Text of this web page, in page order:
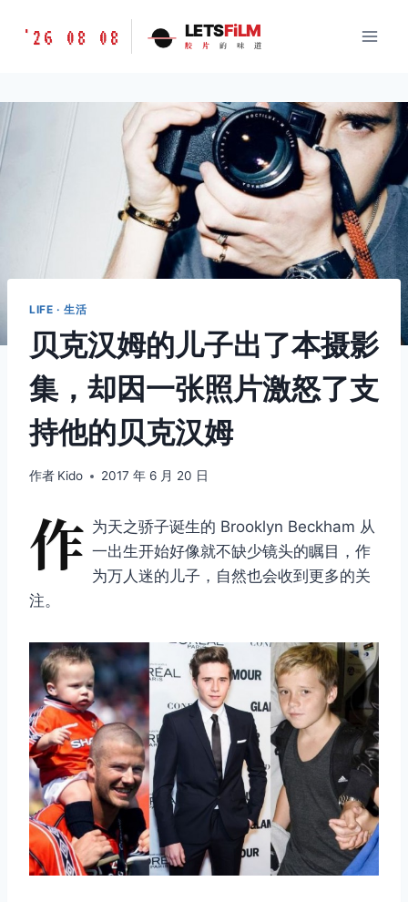
胶
味
'26 08 08 LETSFiLM
胶 片 的 味 道
LIFE · 生活
贝克汉姆的儿子出了本摄影
集，却因一张照片激怒了支
持他的贝克汉姆
作者 Kido 2017 年 6 月 20 日
作 为天之骄子诞生的 Brooklyn Beckham 从
一出生开始好像就不缺少镜头的瞩目，作
为万人迷的儿子，自然也会收到更多的关
注。